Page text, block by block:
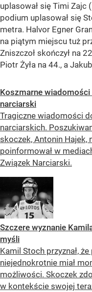
uplasował się Timi Zajc
podium uplasował się
metra. Halvor Egner
na piątym miejscu tuż
Zniszczoł skończył na
Piotr Żyła na 44., a
Koszmarne wiadomości
narciarski
Tragiczne wiadomości
narciarskich.
skoczek, Antonin Hajek,
poinformował w
Związek Narciarski.
Szczere wyznanie
myśli
Kamil Stoch przyznał,
niejednokrotnie miał
możliwości. Skoczek
w kontekście swojej